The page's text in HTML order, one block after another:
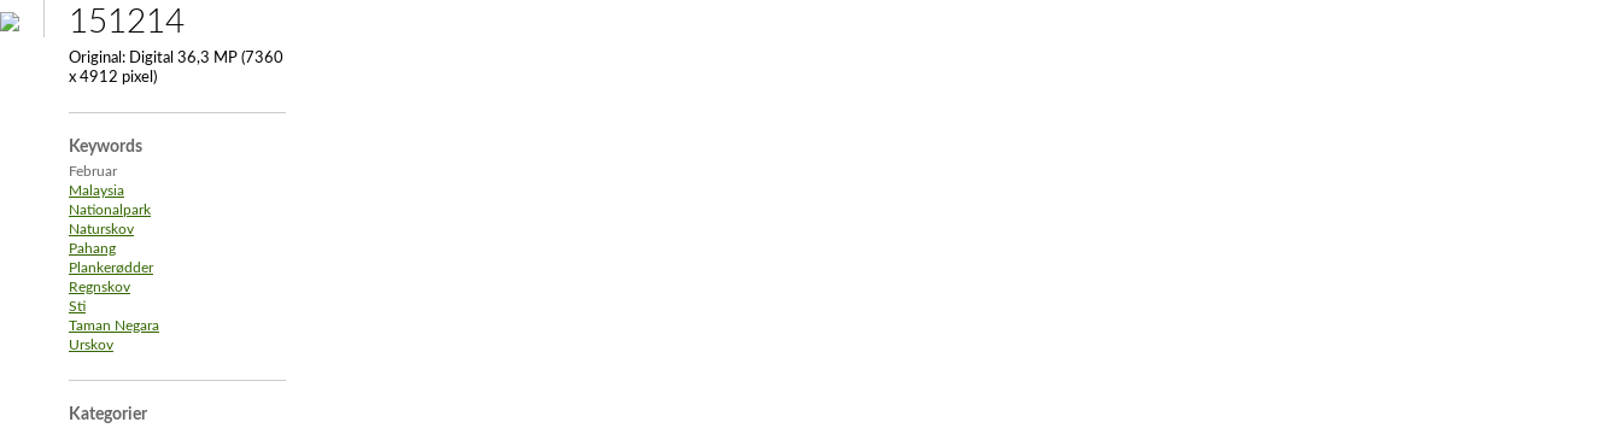
151214
Original: Digital 36,3 MP (7360
x 4912 pixel)
Keywords
Februar
Malaysia
Nationalpark
Naturskov
Pahang
Plankerødder
Regnskov
Sti
Taman Negara
Urskov
Kategorier